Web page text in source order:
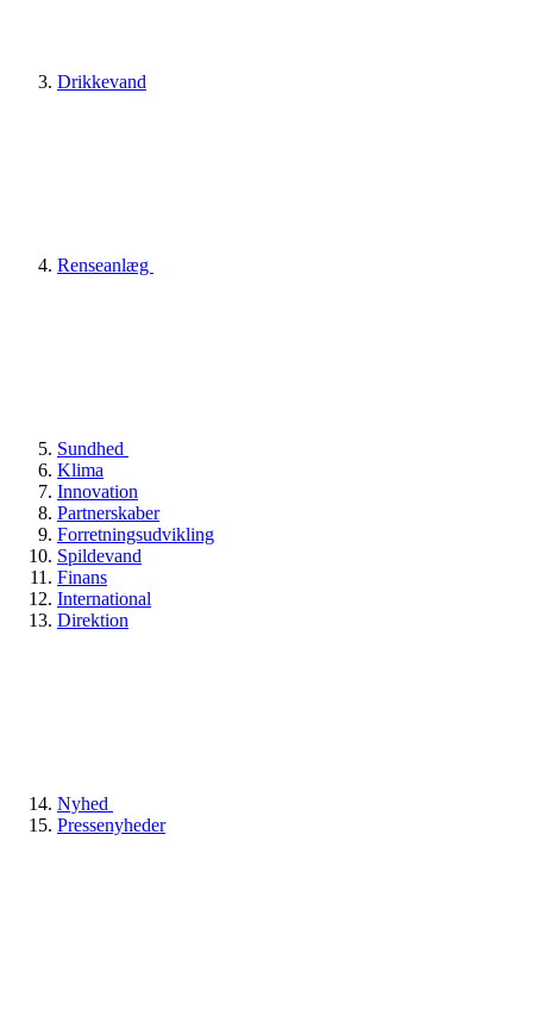
Drikkevand
Renseanlæg
Sundhed
Klima
Innovation
Partnerskaber
Forretningsudvikling
Spildevand
Finans
International
Direktion
Nyhed
Pressenyheder